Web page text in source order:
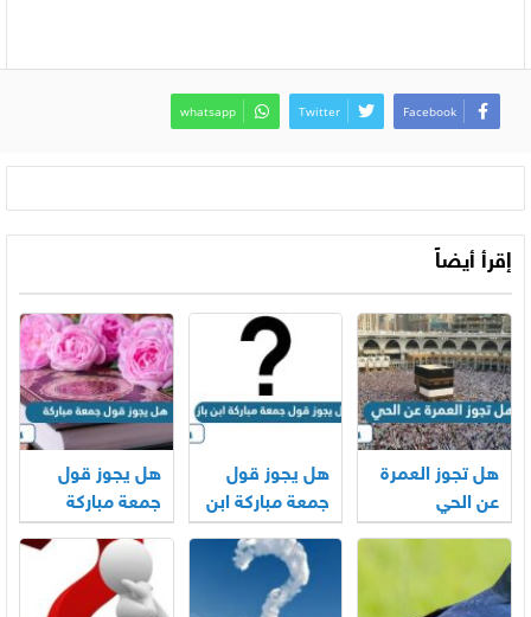
Facebook
Twitter
whatsapp
إقرأ أيضاً
هل تجوز العمرة
عن الحي
هل يجوز قول
جمعة مباركة ابن
باز
هل يجوز قول
جمعة مباركة